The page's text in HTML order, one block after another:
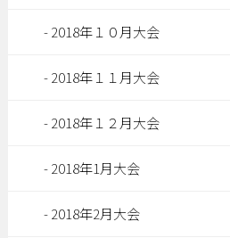
2018年１０月大会
2018年１１月大会
2018年１２月大会
2018年1月大会
2018年2月大会